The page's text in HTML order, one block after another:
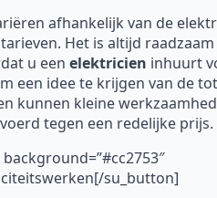
afhankelijk van de
Het is altijd
u een elektricien inhuurt
een idee te krijgen van de
kunnen kleine
tegen een redelijke prijs.
su_button]